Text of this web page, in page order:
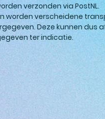
verzonden via PostNL.
worden verscheidene
Deze kunnen dus
ter indicatie.